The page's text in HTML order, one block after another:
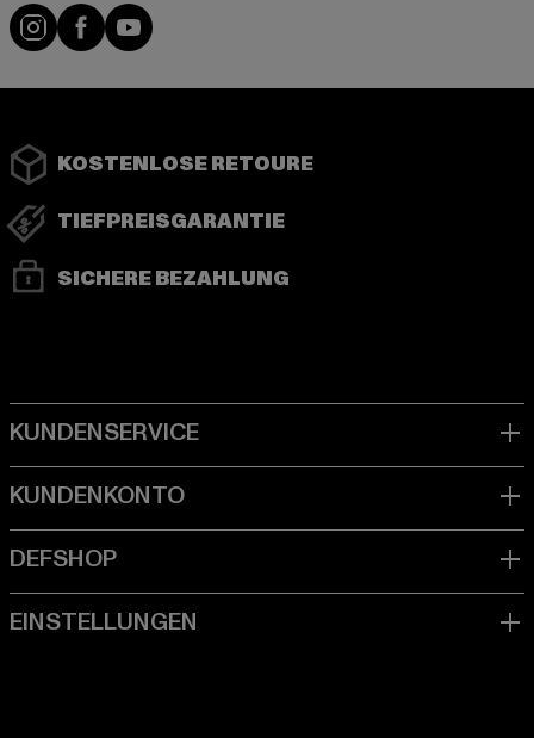
Instagram
FacebookYouTube
KOSTENLOSE RETOURE
TIEFPREISGARANTIE
SICHERE BEZAHLUNG